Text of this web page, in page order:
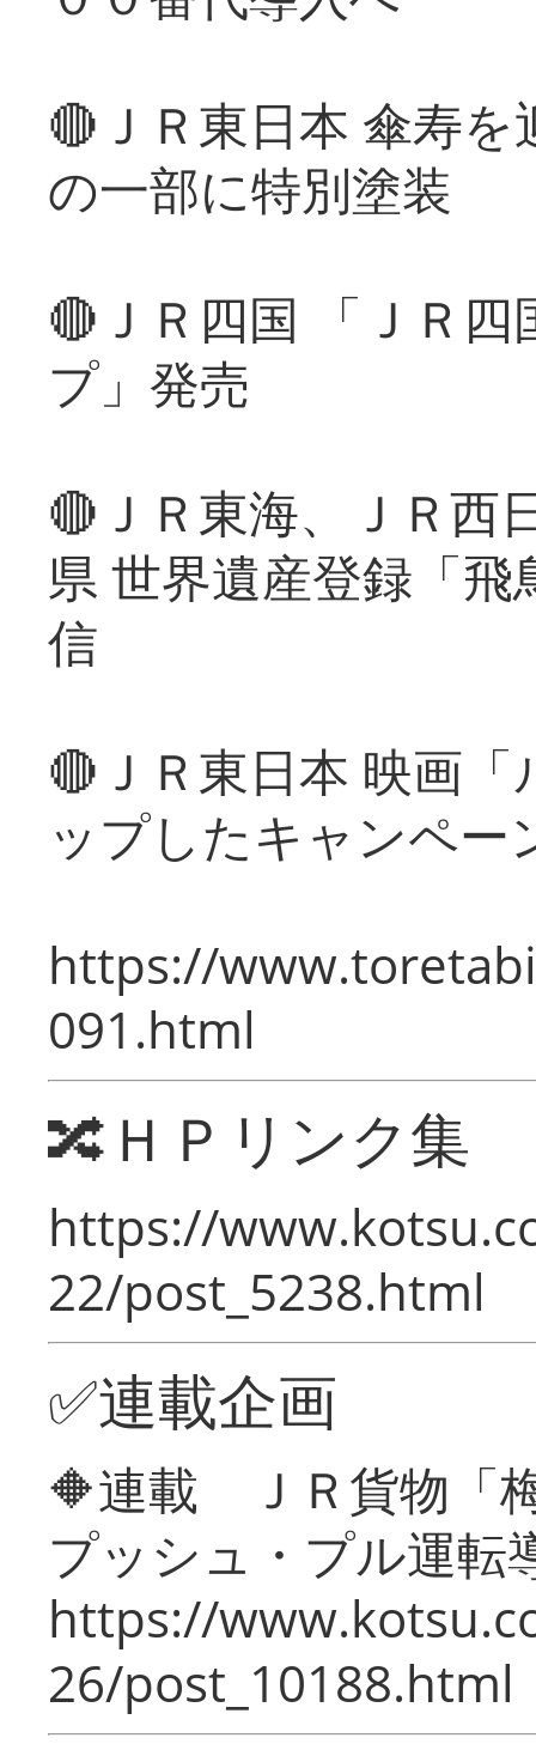
🔴ＪＲ東日本 傘寿
の一部に特別塗装
🔴ＪＲ四国 「ＪＲ
プ」発売
🔴ＪＲ東海、ＪＲ西
県 世界遺産登録「
信
🔴ＪＲ東日本 映画
ップしたキャンペー
https://
091.html
🔀ＨＰリンク集
https://
22/post_5238.html
✅連載企画
🔶連載 ＪＲ貨物「
プッシュ・プル運転
https://
26/post_10188.html